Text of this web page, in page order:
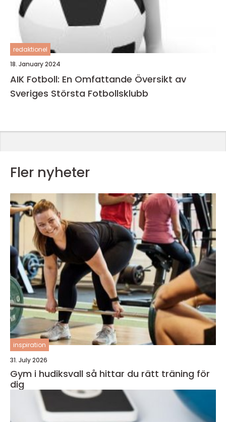
redaktionel
18. January 2024
AIK Fotboll: En Omfattande Översikt av
Sveriges Största Fotbollsklubb
Fler nyheter
inspiration
31. July 2026
Gym i hudiksvall så hittar du rätt träning för
dig